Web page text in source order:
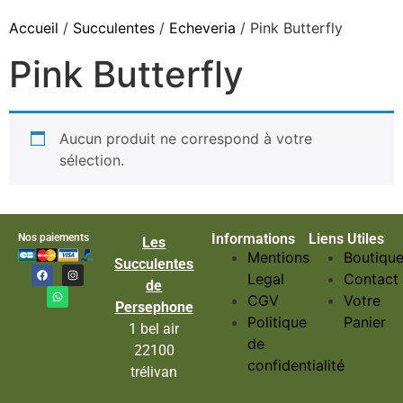
Accueil / Succulentes / Echeveria / Pink Butterfly
Pink Butterfly
Aucun produit ne correspond à votre
sélection.
Nos paiements
Les
Succulentes
de
Persephone
1 bel air
22100
trélivan
Informations
Mentions
Legal
CGV
Politique
de
confidentialité
Liens Utiles
Contact
Votre
Panier